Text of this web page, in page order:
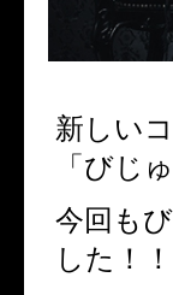
新しい
「びじ
今回も
した！！